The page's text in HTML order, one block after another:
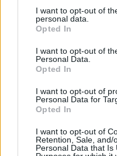
not limited to your visit or
grant or deny consent to
use your data for below
consent section.
I want to opt-out of
personal data.
Opted In
I want to opt-out of
Personal Data.
Opted In
I want to opt-out of
Personal Data for
Opted In
I want to opt-out of
Retention, Sale, and/
Personal Data that Is
γενιάς μέσω του
Στρατιωτική
με συντριβή